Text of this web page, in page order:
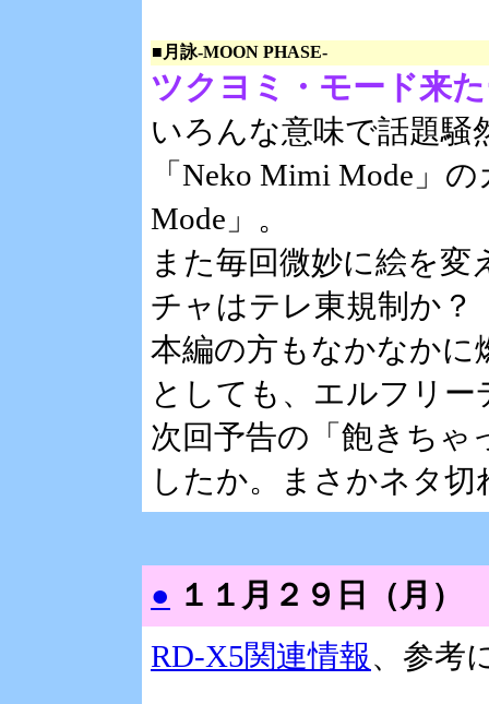
■月詠-MOON PHASE-
ツクヨミ・モード来
いろんな意味で話題騒
「Neko Mimi Mode」
Mode」。
また毎回微妙に絵を
チャはテレ東規制か？
本編の方もなかなかに
としても、エルフリ
次回予告の「飽きちゃ
したか。まさかネタ
● １１月２９日（月）
RD-X5関連情報、参考